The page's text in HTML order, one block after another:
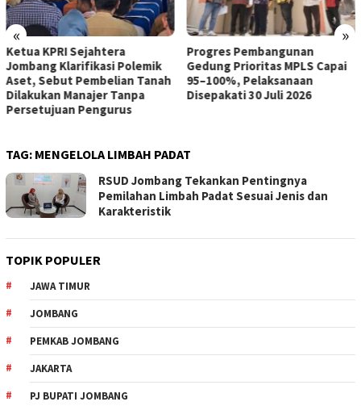
« »
Ketua KPRI Sejahtera
Jombang Klarifikasi Polemik
Aset, Sebut Pembelian Tanah
Dilakukan Manajer Tanpa
Persetujuan Pengurus
Progres Pembangunan
Gedung Prioritas MPLS Capai
95–100%, Pelaksanaan
Disepakati 30 Juli 2026
TAG: MENGELOLA LIMBAH PADAT
RSUD Jombang Tekankan Pentingnya
Pemilahan Limbah Padat Sesuai Jenis dan
Karakteristik
TOPIK POPULER
JAWA TIMUR
JOMBANG
PEMKAB JOMBANG
JAKARTA
PJ BUPATI JOMBANG